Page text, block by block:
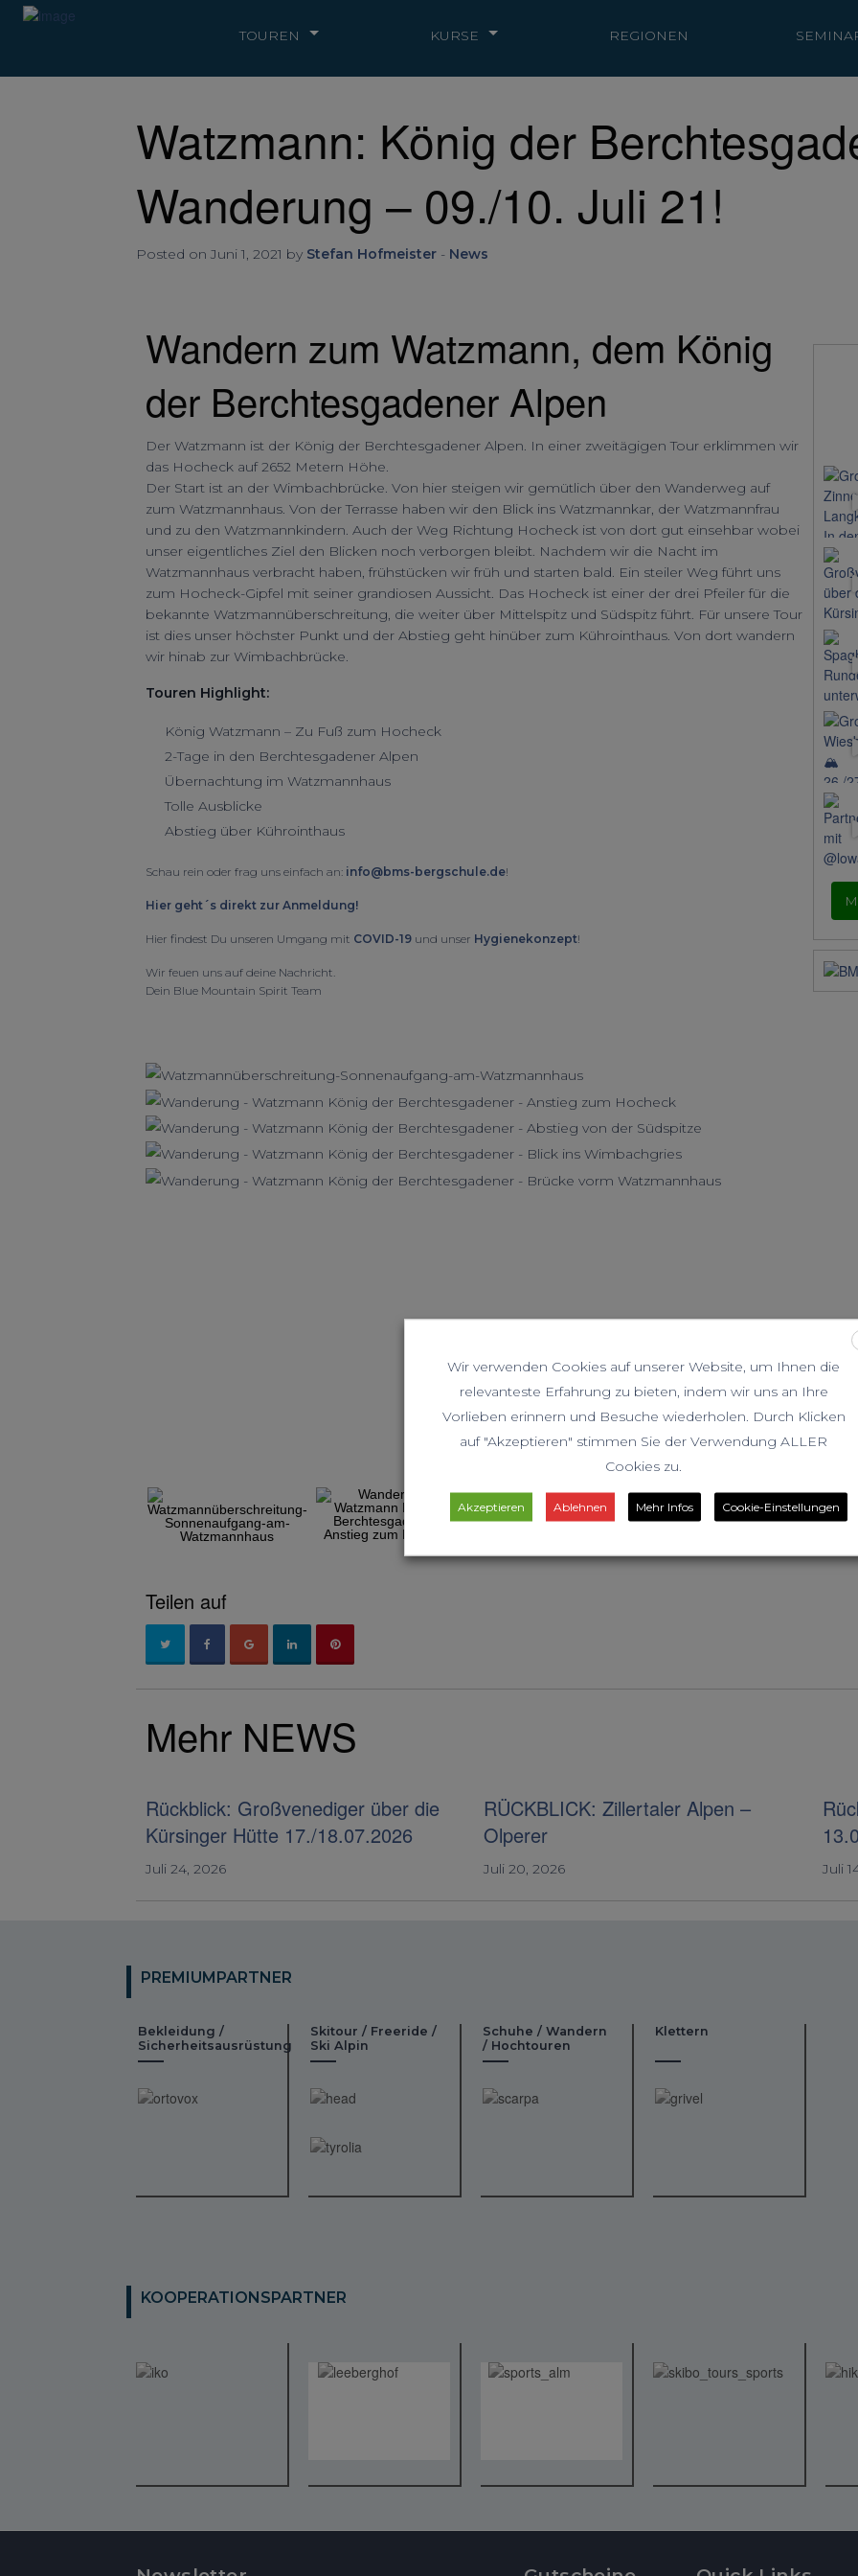
TOUREN KURSE REGIONEN
Watzmann: König der
Wanderung – 09./10. Juli 21!
Posted on Juni 1, 2021 by Stefan Hofmeister - News
Wandern zum Watzmann, dem König
der Berchtesgadener Alpen
Der Watzmann ist der König der Berchtesgadener Alpen. In einer zweitägigen Tour erklimmen wir
das Hocheck auf 2652 Metern Höhe.
Der Start ist an der Wimbachbrücke. Von hier steigen wir gemütlich über den Wanderweg auf
zum Watzmannhaus. Von der Terrasse haben wir den Blick ins Watzmannkar, der Watzmannfrau
und zu den Watzmannkindern. Auch der Weg Richtung Hocheck ist von dort gut einsehbar wobei
unser eigentliches Ziel den Blicken noch verborgen bleibt. Nachdem wir die Nacht im
Watzmannhaus verbracht haben, frühstücken wir früh und starten bald. Ein steiler Weg führt uns
zum Hocheck-Gipfel mit seiner grandiosen Aussicht. Das Hocheck ist einer der drei Pfeiler für die
bekannte Watzmannüberschreitung, die weiter über Mittelspitz und Südspitz führt. Für unsere Tour
ist dies unser höchster Punkt und der Abstieg geht hinüber zum Kührointhaus. Von dort wandern
wir hinab zur Wimbachbrücke.
Touren Highlight:
König Watzmann – Zu Fuß zum Hocheck
2-Tage in den Berchtesgadener Alpen
Übernachtung im Watzmannhaus
Tolle Ausblicke
Abstieg über Kührointhaus
Schau rein oder frag uns einfach an: info@bms-bergschule.de!
Hier geht´s direkt zur Anmeldung!
Hier findest Du unseren Umgang mit COVID-19 und unser Hygienekonzept!
Wir feuen uns auf deine Nachricht.
Dein Blue Mountain Spirit Team
Teilen auf
Mehr NEWS
Rückblick: Großvenediger über die
Kürsinger Hütte 17./18.07.2026
Juli 24, 2026
RÜCKBLICK: Zillertaler Alpen –
Olperer
Juli 20, 2026 Juli
PREMIUMPARTNER
Bekleidung /
Sicherheitsausrüstung
Skitour / Freeride /
Ski Alpin
Schuhe / Wandern
/ Hochtouren
Klettern
KOOPERATIONSPARTNER
Wir verwenden Cookies auf unserer Website, um Ihnen die
relevanteste Erfahrung zu bieten, indem wir uns an Ihre
Vorlieben erinnern und Besuche wiederholen. Durch Klicken
auf "Akzeptieren" stimmen Sie der Verwendung ALLER
Cookies zu.
Akzeptieren Ablehnen Mehr Infos Cookie-Einstellungen